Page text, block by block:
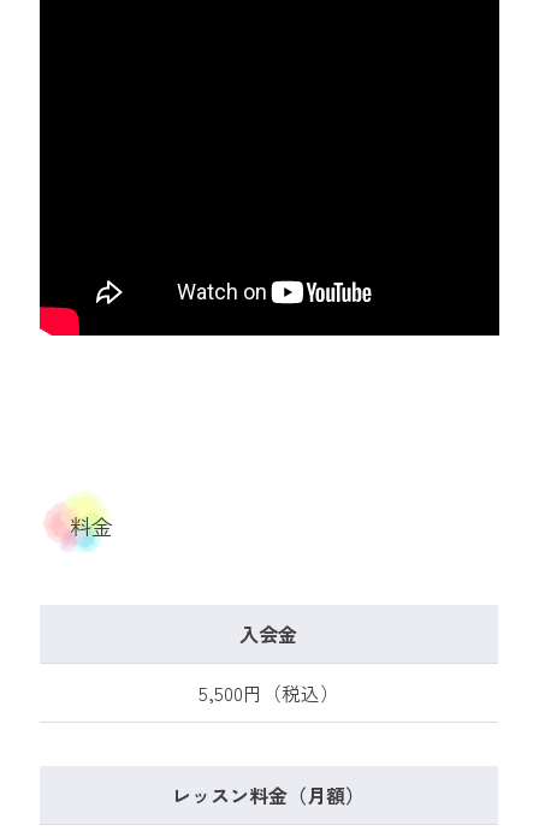
料金
入会金
5,500円（税込）
レッスン料金（月額）